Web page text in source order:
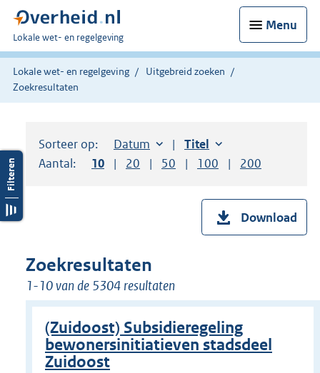
Menu
U
bent
hier:
Lokale wet- en regelgeving
Lokale wet- en regelgeving
Uitgebreid zoeken
Zoekresultaten
Sorteer op: Sorteer op:
Datum aflopendSorteer op:
Titel oplopend
Aantal:
Toon
10 resultaten per pagina
Toon
20 resultaten per pagina
Toon
50 resultaten per pagina
Toon
100 resultaten per
Toon
200
Download
Zoekresultaten
1-10 van de 5304 resultaten
(Zuidoost) Subsidieregeling
bewonersinitiatieven stadsdeel
Zuidoost